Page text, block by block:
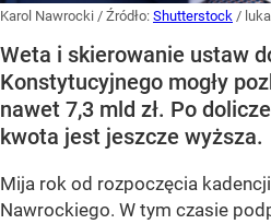
Karol Nawrocki / Źródło: Shutterstock /
Weta i skierowanie ustaw
Konstytucyjnego mogły
nawet 7,3 mld zł. Po
kwota jest jeszcze wyższa.
Mija rok od rozpoczęcia
Nawrockiego. W tym czasie